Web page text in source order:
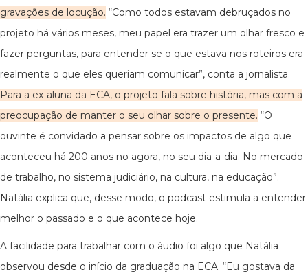
gravações de locução. “Como todos estavam debruçados no
projeto há vários meses, meu papel era trazer um olhar fresco e
fazer perguntas, para entender se o que estava nos roteiros era
realmente o que eles queriam comunicar”, conta a jornalista.
Para a ex-aluna da ECA, o projeto fala sobre história, mas com a
preocupação de manter o seu olhar sobre o presente. “O
ouvinte é convidado a pensar sobre os impactos de algo que
aconteceu há 200 anos no agora, no seu dia-a-dia. No mercado
de trabalho, no sistema judiciário, na cultura, na educação”.
Natália explica que, desse modo, o podcast estimula a entender
melhor o passado e o que acontece hoje.
A facilidade para trabalhar com o áudio foi algo que Natália
observou desde o início da graduação na ECA. “Eu gostava da